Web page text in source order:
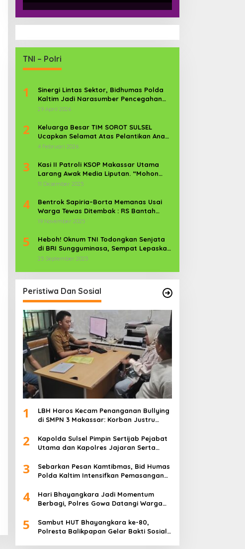
TNI – Polri
1
Sinergi Lintas Sektor, Bidhumas Polda
Kaltim Jadi Narasumber Pencegahan
Kekerasan Perempuan dan Anak
29 April 2026
2
Keluarga Besar TIM SOROT SULSEL
Ucapkan Selamat Atas Pelantikan Anak
Kr. Sijaya Pimred Gerbang Timur News
4 Februari 2026
3
Kasi II Patroli KSOP Makassar Utama
Larang Awak Media Liputan. “Mohon
Media Keluar”
11 Desember 2025
4
Bentrok Sapiria–Borta Memanas Usai
Warga Tewas Ditembak : RS Bantah
Lamban Tangani Korban, Aparat TNI-
19 November 2025
5
Heboh! Oknum TNI Todongkan Senjata
di BRI Sungguminasa, Sempat Lepaskan
Tembakan
25 September 2025
Peristiwa Dan Sosial
1
LBH Haros Kecam Penanganan Bullying
di SMPN 3 Makassar: Korban Justru
2
Kapolda Sulsel Pimpin Sertijab Pejabat
Utama dan Kapolres Jajaran Serta
3
Sebarkan Pesan Kamtibmas, Bid Humas
Polda Kaltim Intensifkan Pemasangan
4
Hari Bhayangkara Jadi Momentum
Berbagi, Polres Gowa Datangi Warga
5
Sambut HUT Bhayangkara ke-80,
Polresta Balikpapan Gelar Bakti Sosial